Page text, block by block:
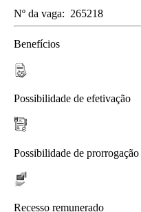
Nº da vaga: 265218
Benefícios
Possibilidade de efetivação
Possibilidade de prorrogação
Recesso remunerado